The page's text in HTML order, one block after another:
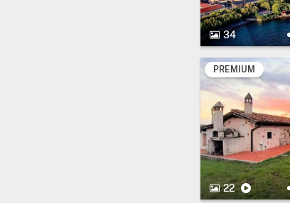
34
34 Fotos.
PREMIUM
22
22 Fotos.Vídeo